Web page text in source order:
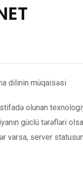
dilinin müqaisəsi
olunan
güclü tərəfləri
varsa, server